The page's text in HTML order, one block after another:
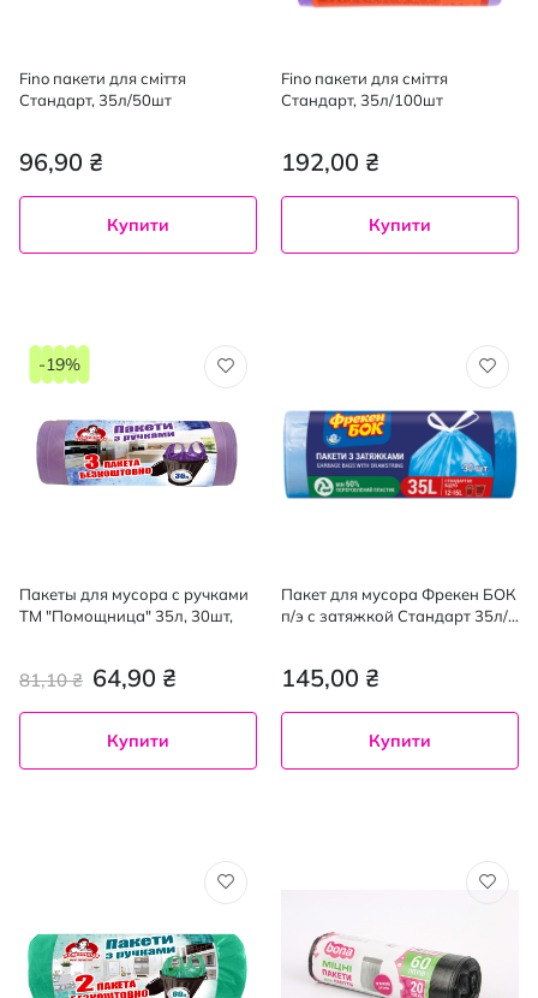
Fino пакети для сміття
Стандарт, 35л/50шт
96,90 ₴
Купити
Fino пакети для сміття
Стандарт, 35л/100шт
192,00 ₴
Купити
Пакеты для мусора с ручками
ТМ "Помощница" 35л, 30шт,
64,90 ₴
81,10 ₴
-19%
Купити
Пакет для мусора Фрекен БОК
п/э с затяжкой Стандарт 35л/
145,00 ₴
Купити